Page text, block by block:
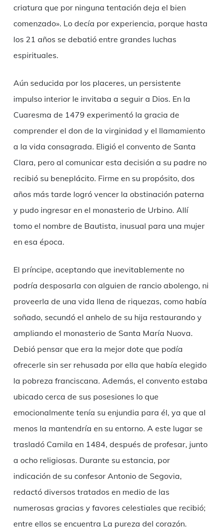
criatura que por ninguna tentación deja el bien
comenzado». Lo decía por experiencia, porque hasta
los 21 años se debatió entre grandes luchas
espirituales.
Aún seducida por los placeres, un persistente
impulso interior le invitaba a seguir a Dios. En la
Cuaresma de 1479 experimentó la gracia de
comprender el don de la virginidad y el llamamiento
a la vida consagrada. Eligió el convento de Santa
Clara, pero al comunicar esta decisión a su padre no
recibió su beneplácito. Firme en su propósito, dos
años más tarde logró vencer la obstinación paterna
y pudo ingresar en el monasterio de Urbino. Allí
tomo el nombre de Bautista, inusual para una mujer
en esa época.
El príncipe, aceptando que inevitablemente no
podría desposarla con alguien de rancio abolengo, ni
proveerla de una vida llena de riquezas, como había
soñado, secundó el anhelo de su hija restaurando y
ampliando el monasterio de Santa María Nuova.
Debió pensar que era la mejor dote que podía
ofrecerle sin ser rehusada por ella que había elegido
la pobreza franciscana. Además, el convento estaba
ubicado cerca de sus posesiones lo que
emocionalmente tenía su enjundia para él, ya que al
menos la mantendría en su entorno. A este lugar se
trasladó Camila en 1484, después de profesar, junto
a ocho religiosas. Durante su estancia, por
indicación de su confesor Antonio de Segovia,
redactó diversos tratados en medio de las
numerosas gracias y favores celestiales que recibió;
entre ellos se encuentra La pureza del corazón.